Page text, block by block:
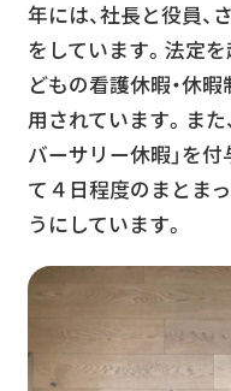
年には、社長と役員、
をしています。法定
どもの看護休暇・休暇
用されています。また
バーサリー休暇」を
て４日程度のまとま
うにしています。